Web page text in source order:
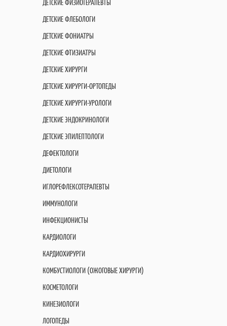
ДЕТСКИЕ ФИЗИОТЕРАПЕВТЫ
ДЕТСКИЕ ФЛЕБОЛОГИ
ДЕТСКИЕ ФОНИАТРЫ
ДЕТСКИЕ ФТИЗИАТРЫ
ДЕТСКИЕ ХИРУРГИ
ДЕТСКИЕ ХИРУРГИ-ОРТОПЕДЫ
ДЕТСКИЕ ХИРУРГИ-УРОЛОГИ
ДЕТСКИЕ ЭНДОКРИНОЛОГИ
ДЕТСКИЕ ЭПИЛЕПТОЛОГИ
ДЕФЕКТОЛОГИ
ДИЕТОЛОГИ
ИГЛОРЕФЛЕКСОТЕРАПЕВТЫ
ИММУНОЛОГИ
ИНФЕКЦИОНИСТЫ
КАРДИОЛОГИ
КАРДИОХИРУРГИ
КОМБУСТИОЛОГИ (ОЖОГОВЫЕ ХИРУРГИ)
КОСМЕТОЛОГИ
КИНЕЗИОЛОГИ
ЛОГОПЕДЫ